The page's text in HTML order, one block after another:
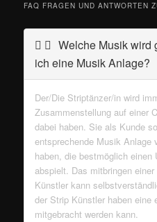
FAQ FRAGEN UND ANTWORTEN
Welche Musik wird
ich eine Musik Anlage?
Der/Die Striptänzer/in wird
Zusammenstellung auf einer
dabei haben. Sie als Kunde
entsprechende Musik Anlage
haben, die bestmöglich
abspielt. Das mitbringen
Künstler kann
der Strip Künstler haben eine
mitgebracht werden kann.